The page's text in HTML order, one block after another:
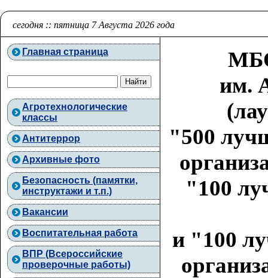
сегодня :: пятница 7 Августа 2026 года
Главная страница
Агротехнологические
классы
Антитеррор
Архивные фото
Безопасность (памятки,
инструктажи и т.п.)
Вакансии
Воспитательная работа
ВПР (Всероссийские
проверочные работы)
им.
"500
"100
и "100